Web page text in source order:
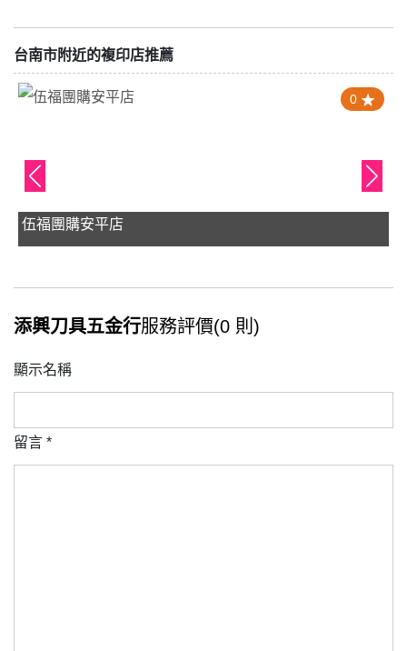
台南市附近的複印店推薦
0
伍福團購安平店
添興刀具五金行服務評價(0 則)
顯示名稱
留言 *